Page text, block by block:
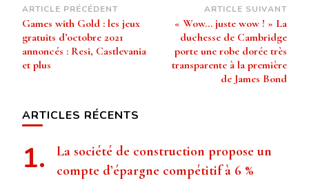
Navigation
d’article
ARTICLE PRÉCÉDENT
Games with Gold : les jeux
gratuits d’octobre 2021
annoncés : Resi, Castlevania
et plus
ARTICLE SUIVANT
« Wow… juste wow ! » La
duchesse de Cambridge
porte une robe dorée très
transparente à la première
de James Bond
ARTICLES RÉCENTS
La société de construction propose un
compte d’épargne compétitif à 6 %